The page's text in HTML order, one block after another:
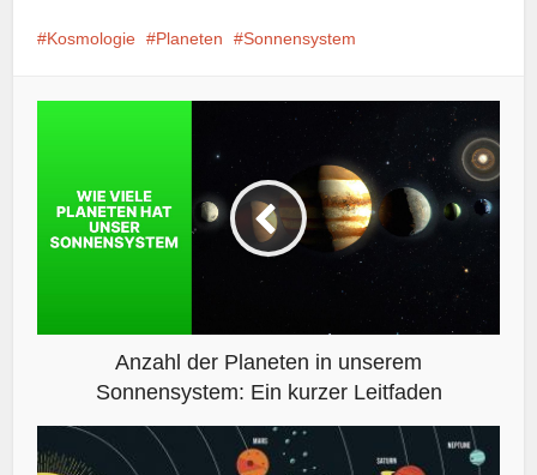
Kosmologie Planeten Sonnensystem
Anzahl der Planeten in unserem
Sonnensystem: Ein kurzer Leitfaden